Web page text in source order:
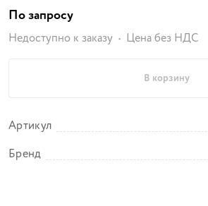
По запросу
Недоступно к заказу Цена без НДС
В корзину
Артикул
Бренд